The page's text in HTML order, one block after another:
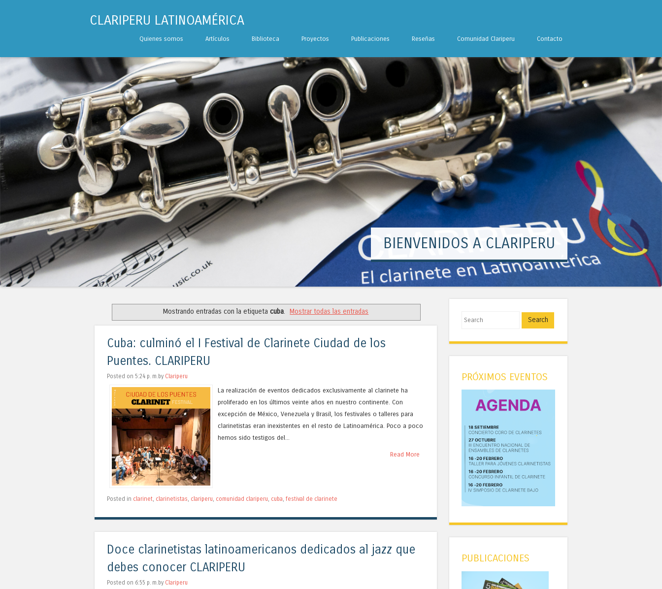
CLARIPERU LATINOAMÉRICA
Skip to content
Quienes somos Artículos Biblioteca Proyectos Publicaciones Reseñas Comunidad Clariperu Contacto
¡CREATIVIDAD!
Mostrando entradas con la etiqueta cuba. Mostrar todas las entradas
Cuba: culminó el I Festival de Clarinete Ciudad de los
Puentes. CLARIPERU
Posted on 5:24 p. m.by Clariperu
La realización de eventos dedicados exclusivamente al clarinete ha
proliferado en los últimos veinte años en nuestro continente. Con
excepción de México, Venezuela y Brasil, los festivales o talleres para
clarinetistas eran inexistentes en el resto de Latinoamérica. Poco a poco
hemos sido testigos del...
Read More
Posted in clarinet, clarinetistas, clariperu, comunidad clariperu, cuba, festival de clarinete
Doce clarinetistas latinoamericanos dedicados al jazz que
debes conocer CLARIPERU
Posted on 6:55 p. m.by Clariperu
Search
PRÓXIMOS EVENTOS
PUBLICACIONES